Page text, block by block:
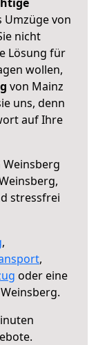
Umzüge von
nicht
Lösung für
wollen,
von Mainz
uns, denn
auf Ihre
stressfrei
,
,
oder eine